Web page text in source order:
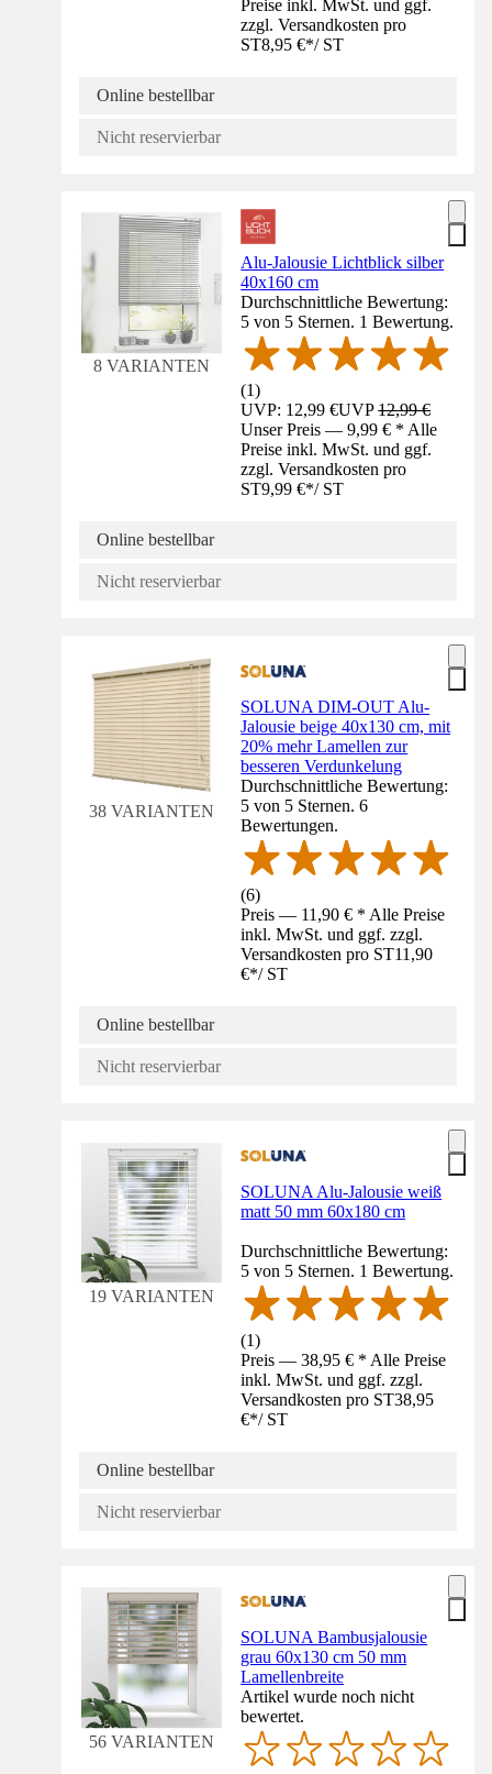
Preise inkl. MwSt. und ggf.
zzgl. Versandkosten pro
ST8,95 €*/ ST
Online bestellbar
Nicht reservierbar
8 VARIANTEN
Alu-Jalousie Lichtblick silber
40x160 cm
Durchschnittliche Bewertung:
5 von 5 Sternen. 1 Bewertung.
(1)
UVP: 12,99 €UVP12,99 €
Unser Preis — 9,99 € * Alle
Preise inkl. MwSt. und ggf.
zzgl. Versandkosten pro
ST9,99 €*/ ST
Online bestellbar
Nicht reservierbar
38 VARIANTEN
SOLUNA DIM-OUT Alu-
Jalousie beige 40x130 cm, mit
20% mehr Lamellen zur
besseren Verdunkelung
Durchschnittliche Bewertung:
5 von 5 Sternen. 6
Bewertungen.
(6)
Preis — 11,90 € * Alle Preise
inkl. MwSt. und ggf. zzgl.
Versandkosten pro ST11,90
€*/ ST
Online bestellbar
Nicht reservierbar
19 VARIANTEN
SOLUNA Alu-Jalousie weiß
matt 50 mm 60x180 cm
Durchschnittliche Bewertung:
5 von 5 Sternen. 1 Bewertung.
(1)
Preis — 38,95 € * Alle Preise
inkl. MwSt. und ggf. zzgl.
Versandkosten pro ST38,95
€*/ ST
Online bestellbar
Nicht reservierbar
56 VARIANTEN
SOLUNA Bambusjalousie
grau 60x130 cm 50 mm
Lamellenbreite
Artikel wurde noch nicht
bewertet.